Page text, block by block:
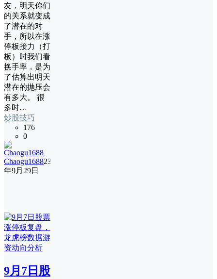
友，明天你们
的关系就变成
了潜在的对
手，所以在涨
停板接力（打
板）时我们看
换手率，是为
了估算出明天
潜在的抛压会
有多大。 很
多时…
炒股技巧
176
0
Chaogu168823
年9月29日
9月7日股